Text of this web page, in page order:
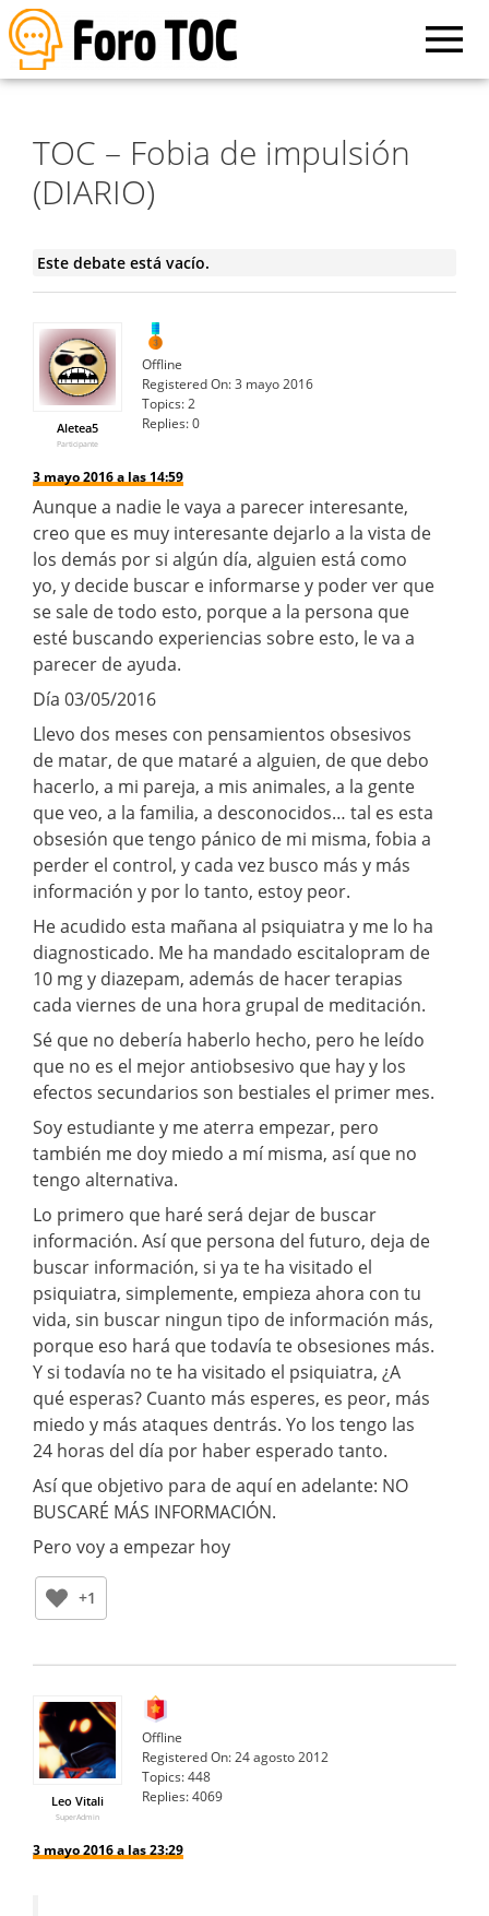
TOC – Fobia de impulsión
(DIARIO)
Este debate está vacío.
Aletea5
Participante
Offline
Registered On:3 mayo 2016
Topics:2
Replies:0
3 mayo 2016 a las 14:59
Aunque a nadie le vaya a parecer interesante,
creo que es muy interesante dejarlo a la vista de
los demás por si algún día, alguien está como
yo, y decide buscar e informarse y poder ver que
se sale de todo esto, porque a la persona que
esté buscando experiencias sobre esto, le va a
parecer de ayuda.
Día 03/05/2016
Llevo dos meses con pensamientos obsesivos
de matar, de que mataré a alguien, de que debo
hacerlo, a mi pareja, a mis animales, a la gente
que veo, a la familia, a desconocidos… tal es esta
obsesión que tengo pánico de mi misma, fobia a
perder el control, y cada vez busco más y más
información y por lo tanto, estoy peor.
He acudido esta mañana al psiquiatra y me lo ha
diagnosticado. Me ha mandado escitalopram de
10 mg y diazepam, además de hacer terapias
cada viernes de una hora grupal de meditación.
Sé que no debería haberlo hecho, pero he leído
que no es el mejor antiobsesivo que hay y los
efectos secundarios son bestiales el primer mes.
Soy estudiante y me aterra empezar, pero
también me doy miedo a mí misma, así que no
tengo alternativa.
Lo primero que haré será dejar de buscar
información. Así que persona del futuro, deja de
buscar información, si ya te ha visitado el
psiquiatra, simplemente, empieza ahora con tu
vida, sin buscar ningun tipo de información más,
porque eso hará que todavía te obsesiones más.
Y si todavía no te ha visitado el psiquiatra, ¿A
qué esperas? Cuanto más esperes, es peor, más
miedo y más ataques dentrás. Yo los tengo las
24 horas del día por haber esperado tanto.
Así que objetivo para de aquí en adelante: NO
BUSCARÉ MÁS INFORMACIÓN.
Pero voy a empezar hoy
+1
Leo Vitali
SuperAdmin
Offline
Registered On:24 agosto 2012
Topics:448
Replies:4069
3 mayo 2016 a las 23:29